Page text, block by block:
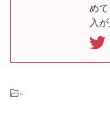
め
入
-